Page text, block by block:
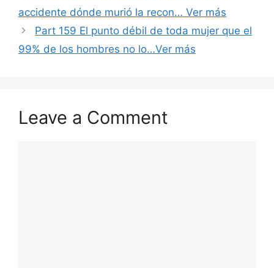
accidente dónde murió la recon… Ver más
Part 159 El punto débil de toda mujer que el
99% de los hombres no lo…Ver más
Leave a Comment